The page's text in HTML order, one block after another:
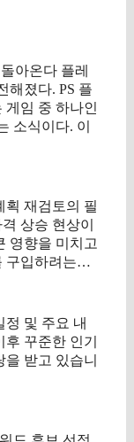
아온다 플레
해졌다. PS 플
게임 중 하나인
소식이다. 이
획 재검토의 필
상승 현상이
영향을 미치고
구입하려는…
정 및 주요 내
꾸준한 인기
받고 있습니